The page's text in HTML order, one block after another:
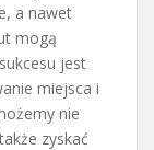
a nawet
mogą
jest
miejsca i
nie
zyskać